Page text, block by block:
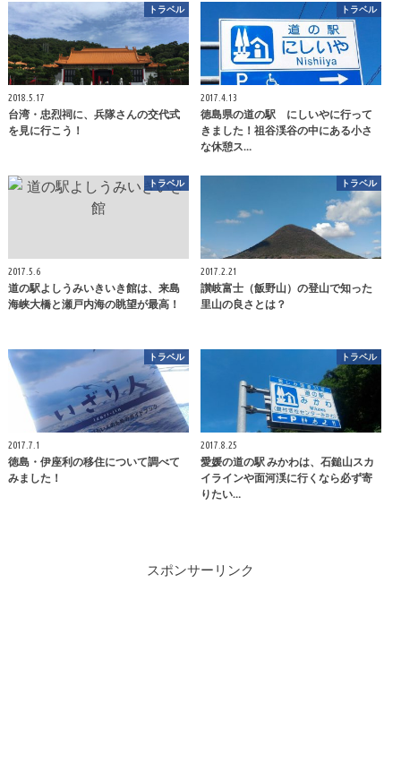
トラベル
2018.5.17
台湾・忠烈祠に、兵隊さんの交代式
を見に行こう！
トラベル
2017.4.13
徳島県の道の駅 にしいやに行って
きました！祖谷渓谷の中にある小さ
な休憩ス…
トラベル
2017.5.6
道の駅よしうみいきいき館は、来島
海峡大橋と瀬戸内海の眺望が最高！
トラベル
2017.2.21
讃岐富士（飯野山）の登山で知った
里山の良さとは？
トラベル
2017.7.1
徳島・伊座利の移住について調べて
みました！
トラベル
2017.8.25
愛媛の道の駅 みかわは、石鎚山スカ
イラインや面河渓に行くなら必ず寄
りたい…
スポンサーリンク